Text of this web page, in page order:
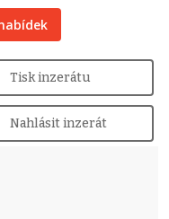
Tisk inzerátu
Nahlásit inzerát